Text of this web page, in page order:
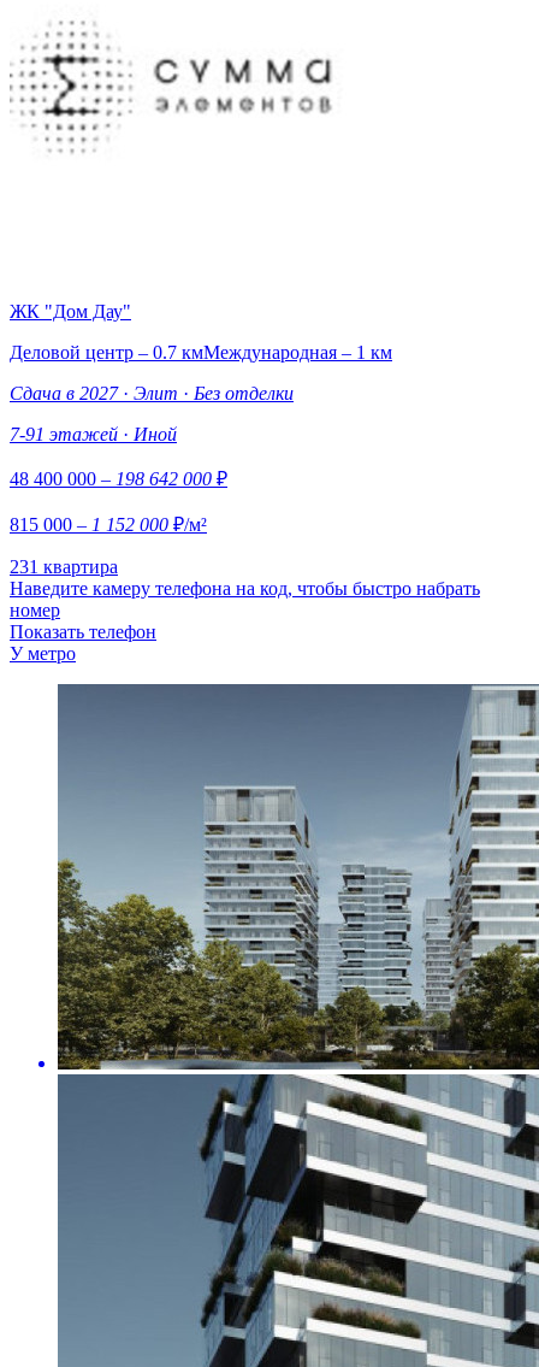
ЖК "Дом Дау"
Деловой центр – 0.7 кмМеждународная – 1 км
Сдача в 2027 · Элит · Без отделки
7-91 этажей · Иной
48 400 000 – 198 642 000 ₽
815 000 – 1 152 000 ₽/м²
231 квартира
Наведите камеру телефона на код, чтобы быстро набрать
номер
Показать телефон
У метро